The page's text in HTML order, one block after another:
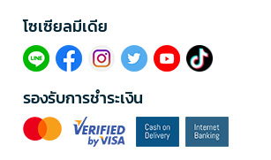
โซเซียลมีเดีย​
รองรับการชำระเงิน